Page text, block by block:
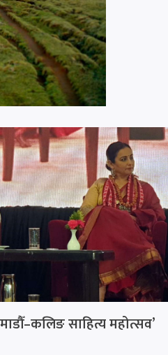
साहित्य महोत्सव’